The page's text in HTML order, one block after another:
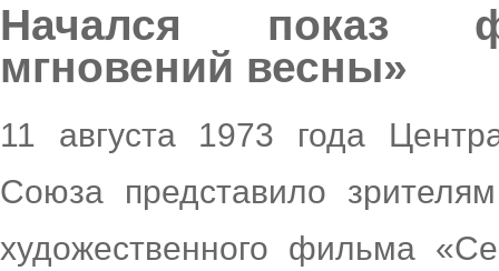
Начался показ
мгновений весны»
11 августа 1973 года
Союза представило
художественного фильма